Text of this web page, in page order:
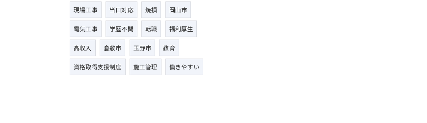
現場工事 当日対応 焼損 岡山市
電気工事 学歴不問 転職 福利厚生
高収入 倉敷市 玉野市 教育
資格取得支援制度 施工管理 働きやすい